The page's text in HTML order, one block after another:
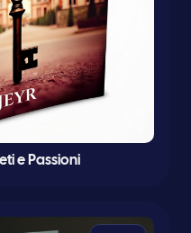
e Passioni